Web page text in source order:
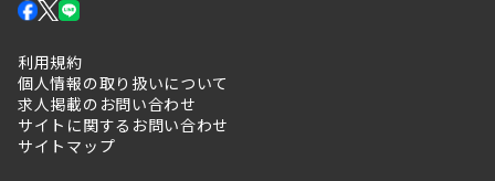
利用規約
個人情報の取り扱いについて
求人掲載のお問い合わせ
サイトに関するお問い合わせ
サイトマップ